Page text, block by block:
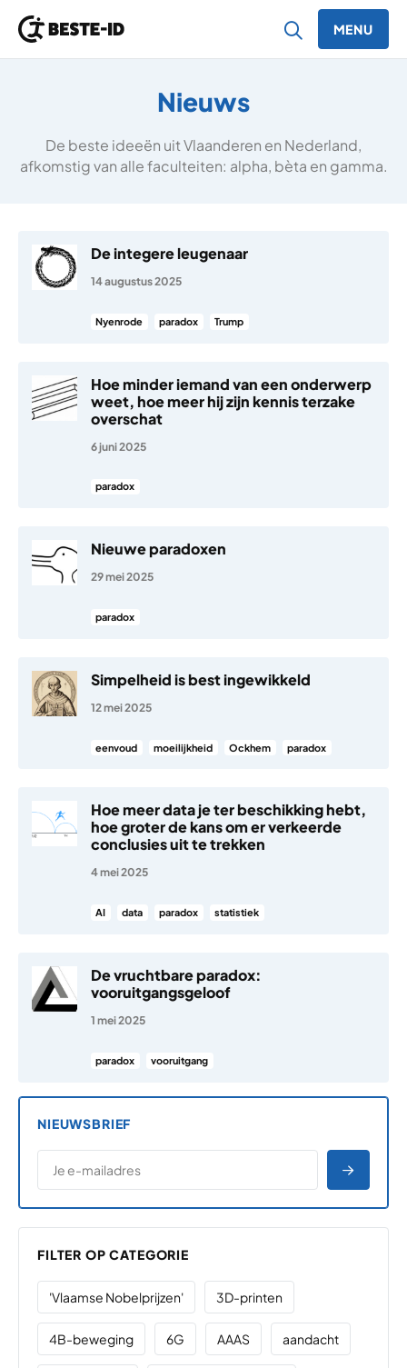
MENU
Nieuws
De beste ideeën uit Vlaanderen en Nederland,
afkomstig van alle faculteiten: alpha, bèta en gamma.
De integere leugenaar
14 augustus 2025
Nyenrode paradox Trump
Hoe minder iemand van een onderwerp
weet, hoe meer hij zijn kennis terzake
overschat
6 juni 2025
paradox
Nieuwe paradoxen
29 mei 2025
paradox
Simpelheid is best ingewikkeld
12 mei 2025
eenvoud moeilijkheid Ockhem paradox
Hoe meer data je ter beschikking hebt,
hoe groter de kans om er verkeerde
conclusies uit te trekken
4 mei 2025
AI data paradox statistiek
De vruchtbare paradox:
vooruitgangsgeloof
1 mei 2025
paradox vooruitgang
NIEUWSBRIEF
E-MAILADRES
*
FILTER OP CATEGORIE
'Vlaamse Nobelprijzen' 3D-printen
4B-beweging 6G AAAS aandacht